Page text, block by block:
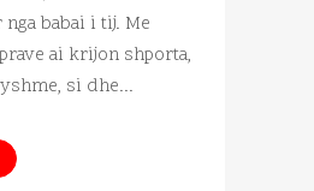
babai i tij. Me
ai krijon shporta,
si dhe...